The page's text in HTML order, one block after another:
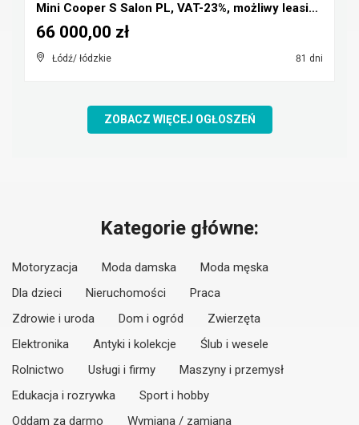
Mini Cooper S Salon PL, VAT-23%, możliwy leasing, ...
Łódź/ łódzkie 81 dni
66 000,00 zł
ZOBACZ WIĘCEJ OGŁOSZEŃ
Kategorie główne:
Motoryzacja Moda damska
Moda męska
Dla dzieci
Nieruchomości
Praca
Zdrowie i uroda
Dom i ogród
Zwierzęta
Elektronika
Antyki i kolekcje
Ślub i wesele
Rolnictwo
Usługi i firmy
Maszyny i przemysł
Edukacja i rozrywka
Sport i hobby
Oddam za darmo
Wymiana / zamiana